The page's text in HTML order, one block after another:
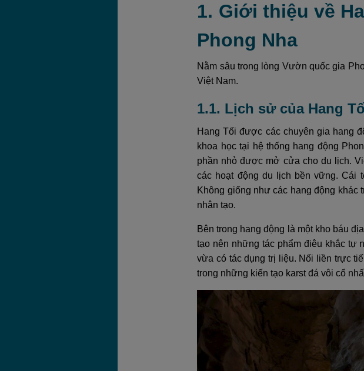
1. Giới thiệu về
Phong Nha
Nằm sâu trong lòng Vườn quốc gia
Việt Nam.
1.1. Lịch sử của Hang
Hang Tối được các chuyên gia hang
khoa học tại hệ thống hang động
phần nhỏ được mở cửa cho du lịch.
các hoạt động du lịch bền vững. Cái
Không giống như các hang động khác
nhân tạo.
Bên trong hang động là một kho báu
tạo nên những tác phẩm điêu khắc tự
vừa có tác dụng trị liệu. Nối liền trực
trong những kiến tạo karst đá vôi cổ